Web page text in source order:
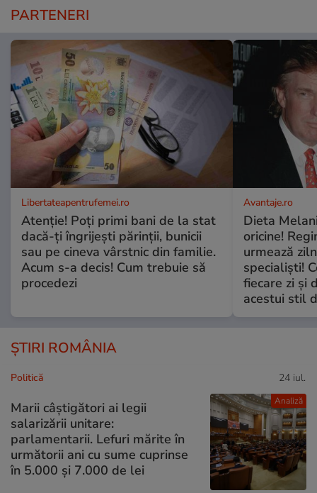
PARTENERI
Libertateapentrufemei.ro
Atenție! Poți primi bani de la stat
dacă-ți îngrijești părinții, bunicii
sau pe cineva vârstnic din familie.
Acum s-a decis! Cum trebuie să
procedezi
Avantaje.ro
Dieta
oricine!
urmează
specialiști!
fiecare zi și
acestui stil
ȘTIRI ROMÂNIA
Analiză
Politică 24 iul.
Marii câștigători ai legii
salarizării unitare:
parlamentarii. Lefuri mărite în
următorii ani cu sume cuprinse
în 5.000 și 7.000 de lei